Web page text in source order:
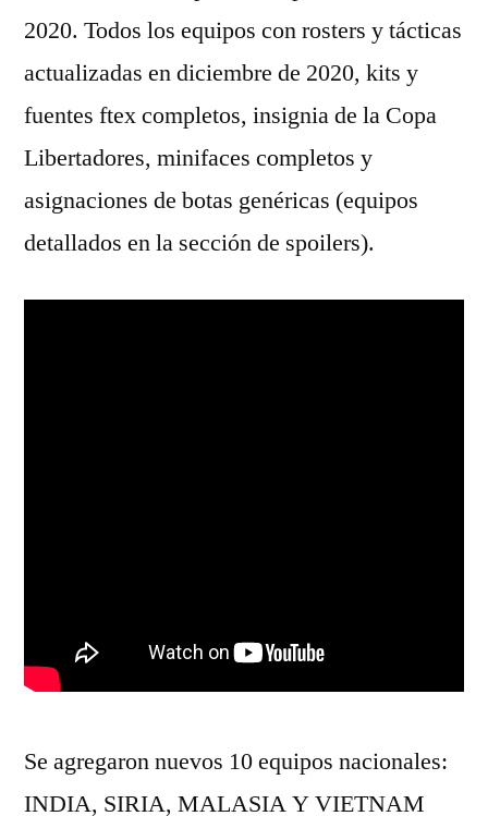
2020. Todos los equipos con rosters y tácticas
actualizadas en diciembre de 2020, kits y
fuentes ftex completos, insignia de la Copa
Libertadores, minifaces completos y
asignaciones de botas genéricas (equipos
detallados en la sección de spoilers).
Se agregaron nuevos 10 equipos nacionales:
INDIA, SIRIA, MALASIA Y VIETNAM